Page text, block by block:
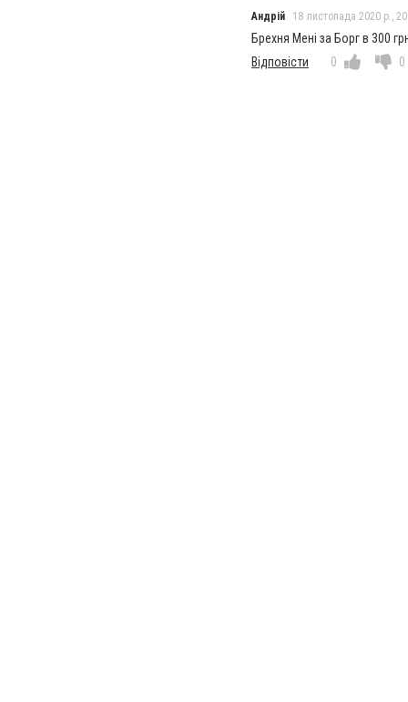
Андрій 18 листопада 2020 р.,
Брехня Мені за Борг в 300
Відповісти
0 0